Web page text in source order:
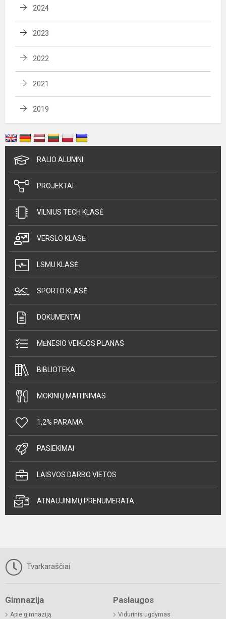
2024
2023
2022
2021
2019
RALIO ALUMNI
PROJEKTAI
VILNIUS TECH KLASĖ
VERSLO KLASĖ
LSMU KLASĖ
SPORTO KLASĖ
DOKUMENTAI
MĖNESIO VEIKLOS PLANAS
BIBLIOTEKA
MOKINIŲ MAITINIMAS
1,2% PARAMA
PASIEKIMAI
LAISVOS DARBO VIETOS
ATNAUJINIMŲ PRENUMERATA
Tvarkaraščiai
Gimnazija
Apie gimnaziją
Paslaugos
Vidurinis ugdymas